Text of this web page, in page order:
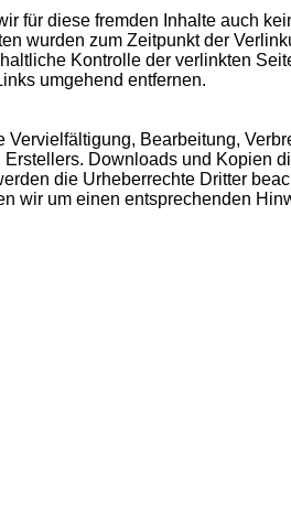
für diese fremden Inhalte auch
wurden zum Zeitpunkt der
Kontrolle der verlinkten
umgehend entfernen.
Bearbeitung,
Downloads und Kopien
die Urheberrechte Dritter
wir um einen entsprechenden